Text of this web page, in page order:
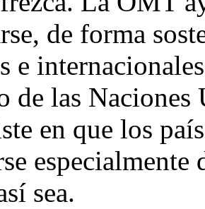
de forma
e
de las
en que los
sea.